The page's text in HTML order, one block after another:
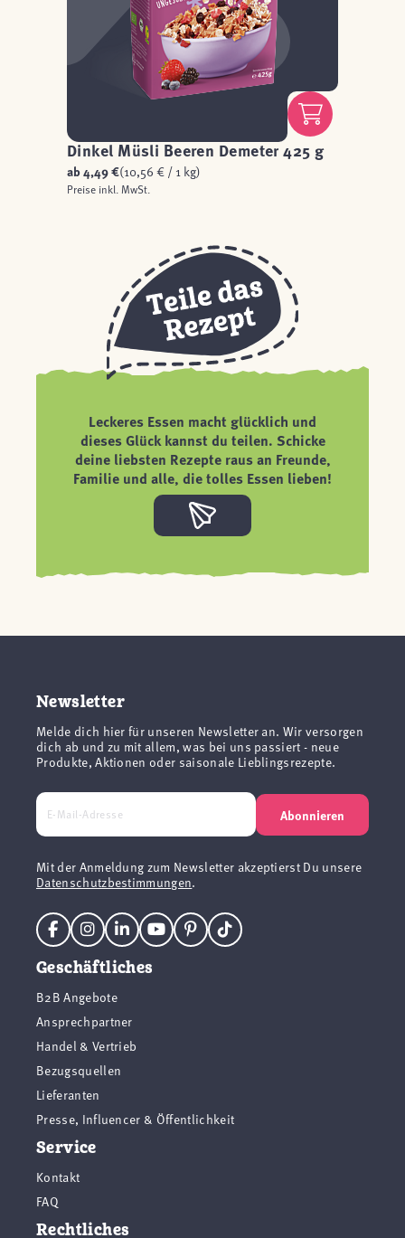
Dinkel Müsli Beeren Demeter 425 g
ab4,49 €(10,56 € / 1 kg)
Preise inkl. MwSt.
Leckeres Essen macht glücklich und
dieses Glück kannst du teilen. Schicke
deine liebsten Rezepte raus an Freunde,
Familie und alle, die tolles Essen lieben!
Newsletter
Melde dich hier für unseren Newsletter an. Wir versorgen
dich ab und zu mit allem, was bei uns passiert - neue
Produkte, Aktionen oder saisonale Lieblingsrezepte.
Abonnieren
Mit der Anmeldung zum Newsletter akzeptierst Du unsere
Datenschutzbestimmungen.
Geschäftliches
B2B Angebote
Ansprechpartner
Handel & Vertrieb
Bezugsquellen
Lieferanten
Presse, Influencer & Öffentlichkeit
Service
Kontakt
FAQ
Rechtliches